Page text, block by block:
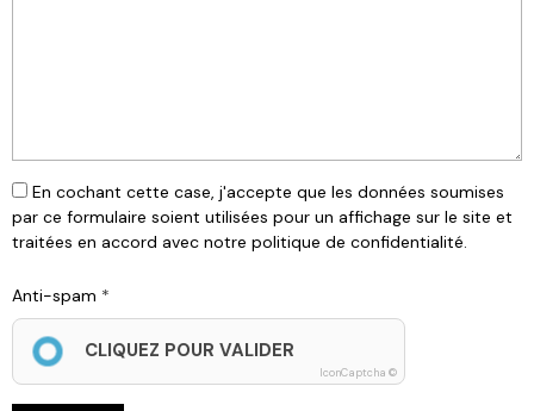
En cochant cette case, j'accepte que les données soumises
par ce formulaire soient utilisées pour un affichage sur le site et
traitées en accord avec notre politique de confidentialité.
Anti-spam
CLIQUEZ POUR VALIDER
IconCaptcha ©